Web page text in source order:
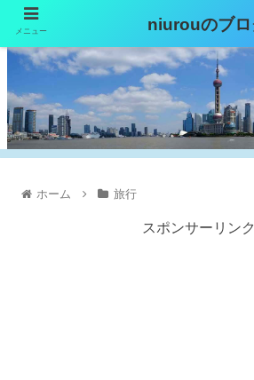
ホーム 旅行
スポンサーリンク
メニュー niurouのブロ